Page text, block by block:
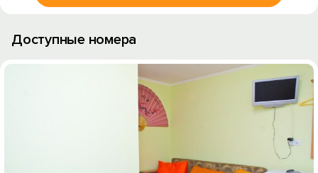
Доступные номера